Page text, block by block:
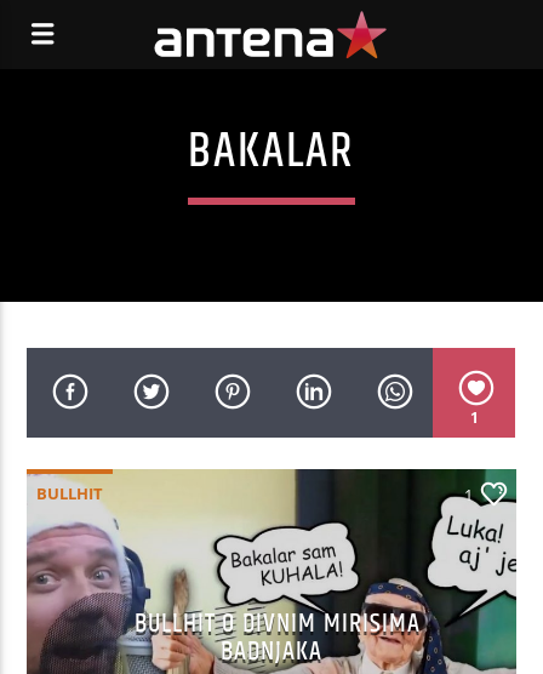
BAKALAR
1
BULLHIT 1
BULLHIT O DIVNIM MIRISIMA
BADNJAKA